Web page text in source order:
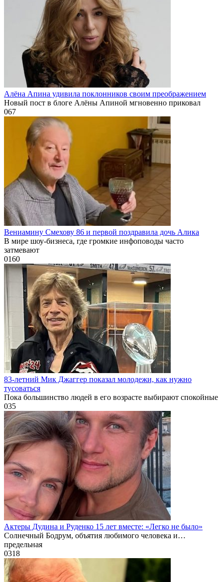
Алёна Апина удивила поклонников своим преображением
Новый пост в блоге Алёны Апиной мгновенно приковал
067
Вениамину Смехову 86 и первой поздравила дочь Алика
В мире шоу-бизнеса, где громкие инфоповоды часто
затмевают
0160
83-летний Мик Джаггер показал молодежи, как нужно
тусоваться
Пока большинство людей в его возрасте выбирают спокойные
035
Актеры Дудина и Руденко 15 лет вместе: «Легко не было»
Солнечный Бодрум, объятия любимого человека и…
предельная
0318